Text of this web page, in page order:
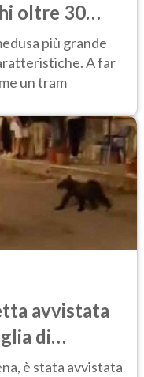
oltre 30
più grande
A far
un tram
avvistata
di
è stata avvistata